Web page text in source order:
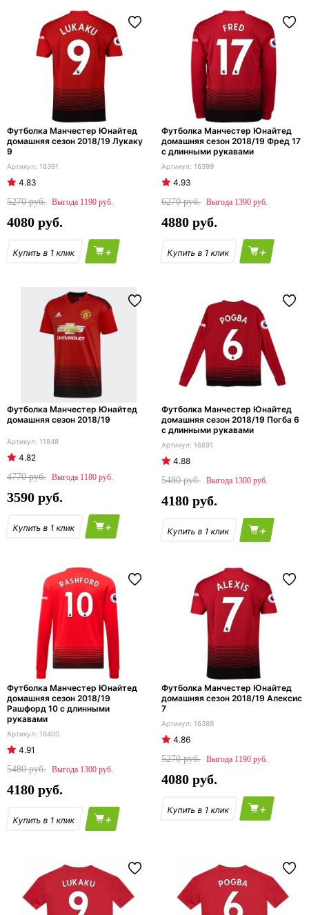
Футболка Манчестер Юнайтед
домашняя сезон 2018/19 Лукаку
9
16391
4.83
5270
1190
4080
+
Футболка Манчестер Юнайтед
домашняя сезон 2018/19 Фред 17
с длинными рукавами
16399
4.93
6270
1390
4880
+
Футболка Манчестер Юнайтед
домашняя сезон 2018/19
11848
4.82
4770
1180
3590
+
Футболка Манчестер Юнайтед
домашняя сезон 2018/19 Погба 6
с длинными рукавами
16691
4.88
5480
1300
4180
+
Футболка Манчестер Юнайтед
домашняя сезон 2018/19
Рашфорд 10 с длинными
рукавами
16400
4.91
5480
1300
4180
+
Футболка Манчестер Юнайтед
домашняя сезон 2018/19 Алексис
7
16388
4.86
5270
1190
4080
+